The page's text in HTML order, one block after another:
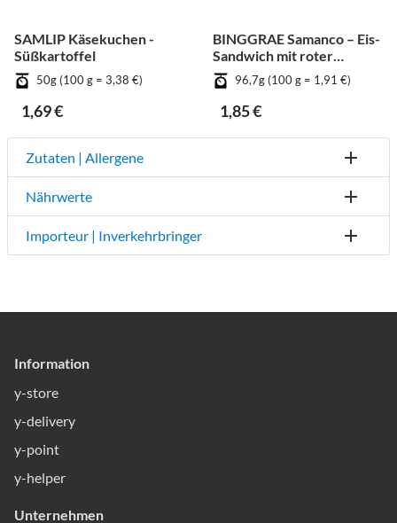
SAMLIP Käsekuchen -
Süßkartoffel
50g (100 g = 3,38 €)
1,69 €
BINGGRAE Samanco – Eis-
Sandwich mit roter
Bohnenfüllung
96,7g (100 g = 1,91 €)
1,85 €
Zutaten | Allergene
Nährwerte
Importeur | Inverkehrbringer
Information
y-store
y-delivery
y-point
y-helper
Unternehmen